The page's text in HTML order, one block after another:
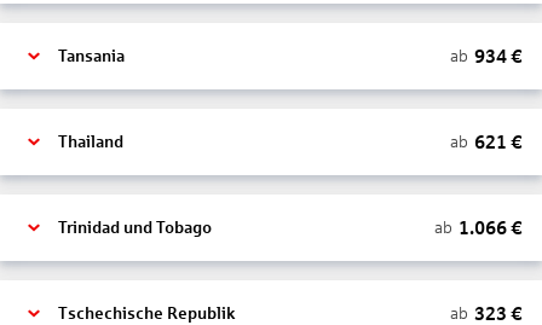
Tansania ab 934€
Thailand ab 621 €
Trinidad und Tobago ab 1.066€
Tschechische Republik ab 323 €